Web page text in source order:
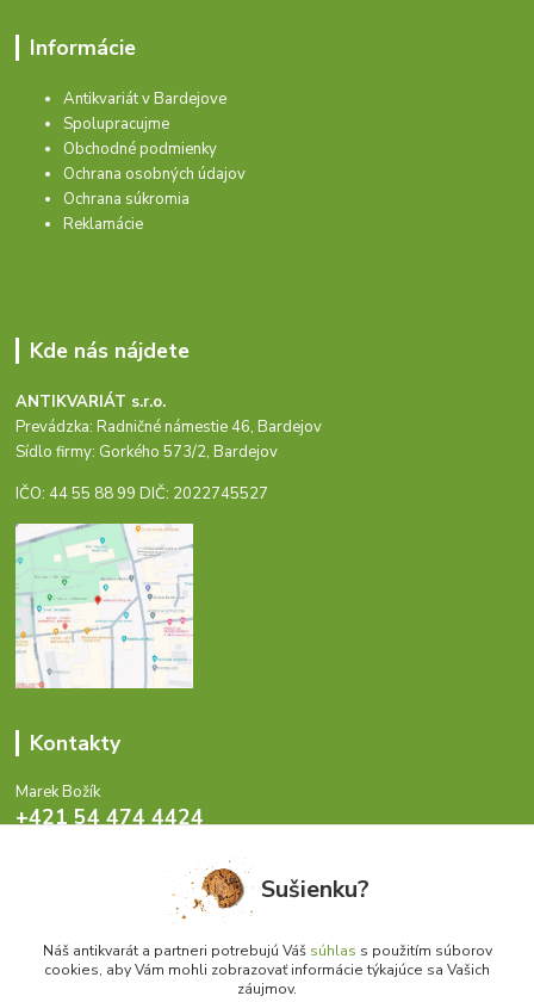
Informácie
Antikvariát v Bardejove
Spolupracujme
Obchodné podmienky
Ochrana osobných údajov
Ochrana súkromia
Reklamácie
Kde nás nájdete
ANTIKVARIÁT s.r.o.
Prevádzka: Radničné námestie 46, Bardejov
Sídlo firmy: Gorkého 573/2, Bardejov
IČO: 44 55 88 99 DIČ: 2022745527
Kontakty
Marek Božík
+421 54 474 4424
info@antikvariat.sk Sušienku?
Náš antikvarát a partneri potrebujú Váš súhlas s použitím súborov
cookies, aby Vám mohli zobrazovať informácie týkajúce sa Vašich
záujmov.